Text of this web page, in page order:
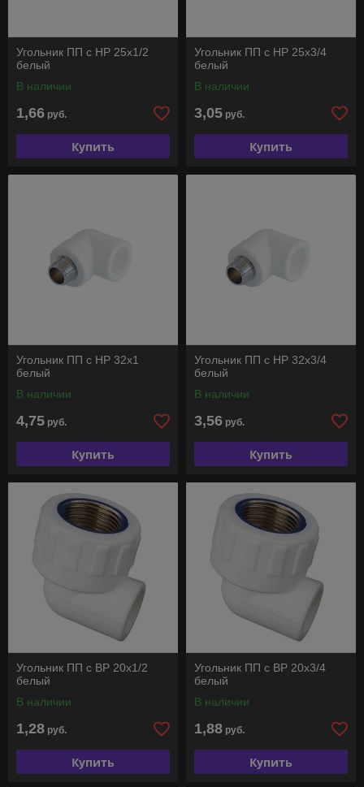
Угольник ПП с НР 25х1/2
белый
В наличии
1,66 руб.
Купить
Угольник ПП с НР 25х3/4
белый
В наличии
3,05 руб.
Купить
Угольник ПП с НР 32х1
белый
В наличии
4,75 руб.
Купить
Угольник ПП с НР 32х3/4
белый
В наличии
3,56 руб.
Купить
Угольник ПП с ВР 20х1/2
белый
В наличии
1,28 руб.
Купить
Угольник ПП с ВР 20х3/4
белый
В наличии
1,88 руб.
Купить